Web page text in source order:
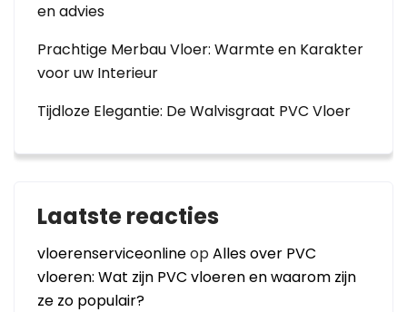
en advies
Prachtige Merbau Vloer: Warmte en Karakter
voor uw Interieur
Tijdloze Elegantie: De Walvisgraat PVC Vloer
Laatste reacties
vloerenserviceonlineopAlles over PVC
vloeren: Wat zijn PVC vloeren en waarom zijn
ze zo populair?